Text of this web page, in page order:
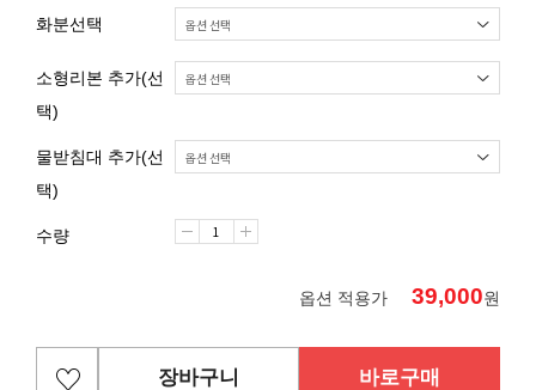
화분선택
소형리본 추가(선
택)
물받침대 추가(선
택)
수량
옵션 적용가 39,000원
장바구니 바로구매